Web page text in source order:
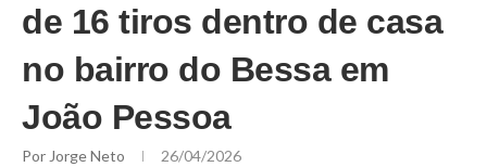
de 16 tiros dentro de casa
no bairro do Bessa em
João Pessoa
PorJorge Neto 26/04/2026